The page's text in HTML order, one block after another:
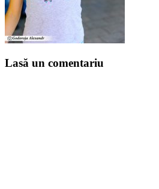
Lasă un comentariu